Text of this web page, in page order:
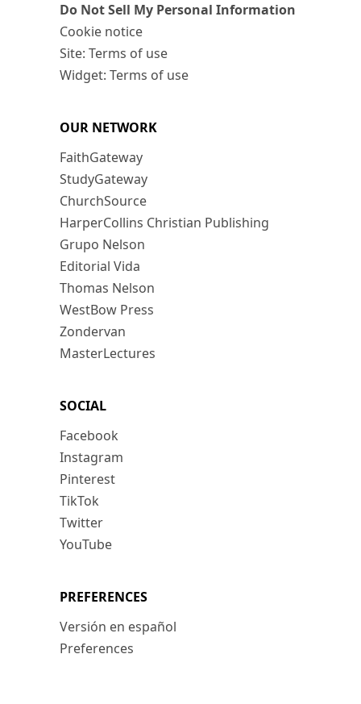
Do Not Sell My Personal Information
Cookie notice
Site: Terms of use
Widget: Terms of use
OUR NETWORK
FaithGateway
StudyGateway
ChurchSource
HarperCollins Christian Publishing
Grupo Nelson
Editorial Vida
Thomas Nelson
WestBow Press
Zondervan
MasterLectures
SOCIAL
Facebook
Instagram
Pinterest
TikTok
Twitter
YouTube
PREFERENCES
Versión en español
Preferences